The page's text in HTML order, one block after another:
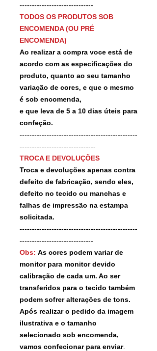
------------------------------
TODOS OS PRODUTOS SOB
ENCOMENDA (OU PRÉ
ENCOMENDA)
Ao realizar a compra voce está de
acordo com as especificações do
produto, quanto ao seu tamanho
variação de cores, e que o mesmo
é sob encomenda,
e que leva de 5 a 10 dias úteis para
confeção.
------------------------------------------------
-------------------------------
TROCA E DEVOLUÇÕES
Troca e devoluções apenas contra
defeito de fabricação, sendo eles,
defeito no tecido ou manchas e
falhas de impressão na estampa
solicitada.
------------------------------------------------
------------------------------
Obs: As cores podem variar de
monitor para monitor devido
calibração de cada um. Ao ser
transferidos para o tecido também
podem sofrer alterações de tons.
Após realizar o pedido da imagem
ilustrativa e o tamanho
selecionado sob encomenda,
vamos confecionar para enviar.